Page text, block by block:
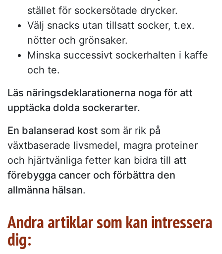
stället för sockersötade drycker.
Välj snacks utan tillsatt socker, t.ex.
nötter och grönsaker.
Minska successivt sockerhalten i kaffe
och te.
Läs näringsdeklarationerna noga för att
upptäcka dolda sockerarter.
En balanserad kost som är rik på
växtbaserade livsmedel, magra proteiner
och hjärtvänliga fetter kan bidra till att
förebygga cancer och förbättra den
allmänna hälsan.
Andra artiklar som kan intressera
dig: